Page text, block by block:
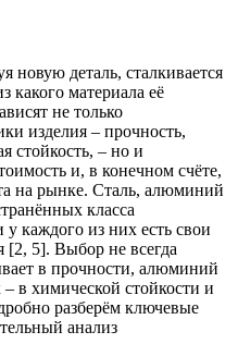
новую деталь, сталкивается
какого материала её
не только
изделия – прочность,
стойкость, – но и
и, в конечном счёте,
на рынке. Сталь, алюминий
класса
каждого из них есть свои
[2, 5]. Выбор не всегда
в прочности, алюминий
– в химической стойкости и
разберём ключевые
анализ